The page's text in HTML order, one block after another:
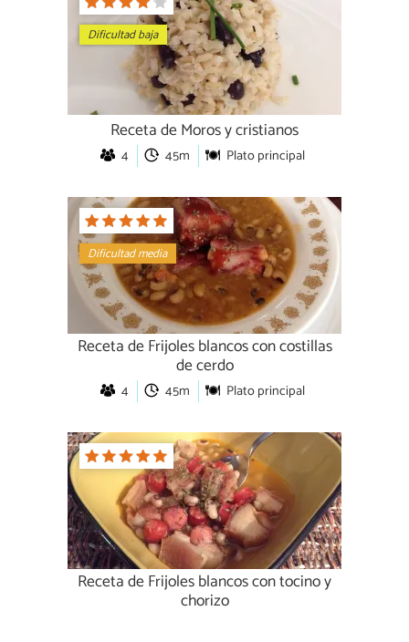
Dificultad baja
Receta de Moros y cristianos
4 45m Plato principal
Dificultad media
Receta de Frijoles blancos con costillas
de cerdo
4 45m Plato principal
Receta de Frijoles blancos con tocino y
chorizo